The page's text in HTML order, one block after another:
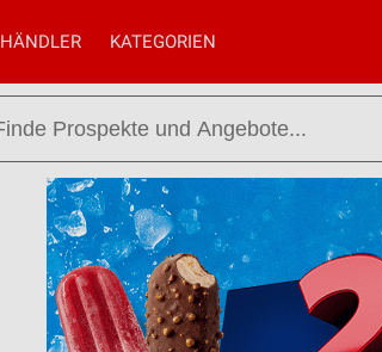
HÄNDLER KATEGORIEN